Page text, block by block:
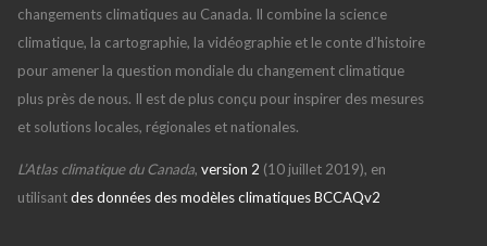
changements climatiques au Canada. Il combine la science
climatique, la cartographie, la vidéographie et le conte d’histoire
pour amener la question mondiale du changement climatique
plus près de nous. Il est de plus conçu pour inspirer des mesures
et solutions locales, régionales et nationales.
L’Atlas climatique du Canada, version 2 (10 juillet 2019), en
utilisantdes données des modèles climatiques BCCAQv2